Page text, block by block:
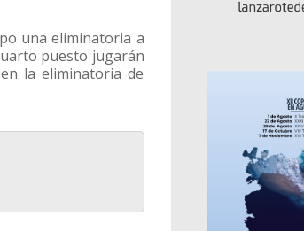
una eliminatoria a
puesto jugarán
la eliminatoria de